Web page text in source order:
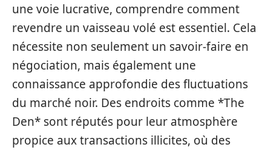
une voie lucrative, comprendre comment
revendre un vaisseau volé est essentiel. Cela
nécessite non seulement un savoir-faire en
négociation, mais également une
connaissance approfondie des fluctuations
du marché noir. Des endroits comme *The
Den* sont réputés pour leur atmosphère
propice aux transactions illicites, où des